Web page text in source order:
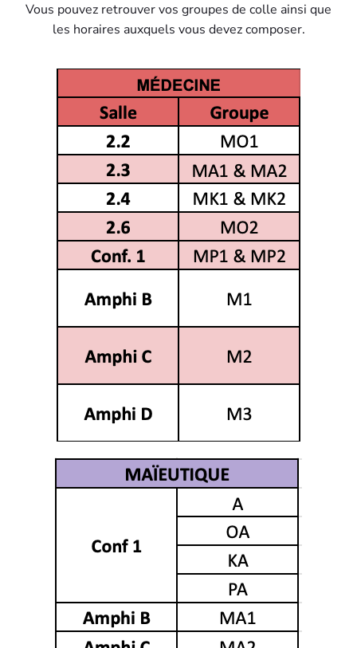
Vous pouvez retrouver vos groupes de colle ainsi que
les horaires auxquels vous devez composer.